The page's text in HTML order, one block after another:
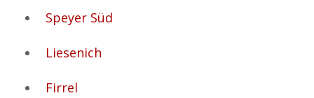
Speyer Süd
Liesenich
Firrel